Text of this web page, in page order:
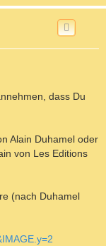
a
dass Du
Alain Duhamel oder
von Les Editions
(nach Duhamel